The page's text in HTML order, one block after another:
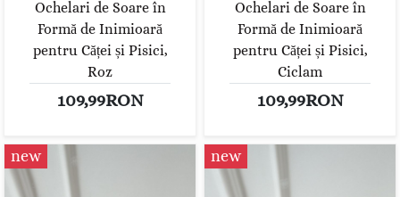
Ochelari de Soare în
Formă de Inimioară
pentru Căței și Pisici,
Roz
109,99RON
Ochelari de Soare în
Formă de Inimioară
pentru Căței și Pisici,
Ciclam
109,99RON
new new